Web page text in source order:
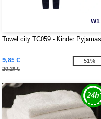
W1
Towel city TC059 - Kinder Pyjamas
9,85 €
20,20 €
-51%